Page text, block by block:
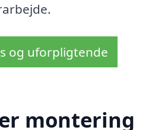
og uforpligtende
montering